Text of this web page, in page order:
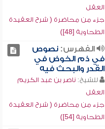
العقل
جزء من محاضرة ( شرح العقيدة
الطحاوية [48])
الفهرس:نصوص
في ذم الخوض في
القدر والبحث فيه
للشيخ: ناصر بن عبد الكريم
العقل
جزء من محاضرة ( شرح العقيدة
الطحاوية [54])